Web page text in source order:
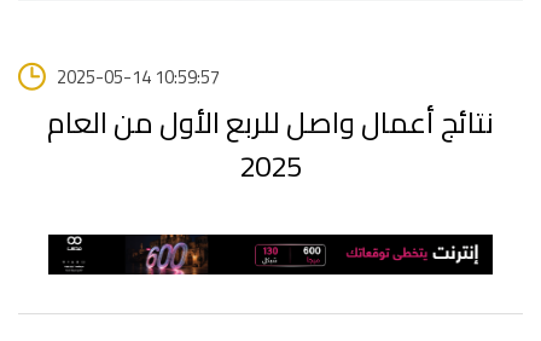
2025-05-14 10:59:57
نتائج أعمال واصل للربع الأول من العام
2025